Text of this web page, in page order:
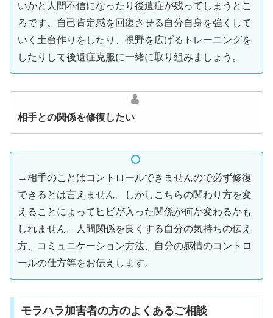
いかと人間不信になったり後遺症が残ってしまうとこ
ろです。自己肯定感を回復させる自分自身を強くして
いく土台作りをしたり、視野を広げるトレーニングを
したりして後遺症克服に一緒に取り組みましょう。
相手との関係を修復したい
→相手のことはコントロールできませんので必ず修復
できるとは言えません。しかしこちらの関わり方を変
えることによってヒビが入った関係が何か変わるかも
しれません。人間関係を良くする自分の気持ちの伝え
方、コミュニケーション方法、自分の感情のコントロ
ールの仕方等をお伝えします。
モラハラ加害者の方のよくあるご相談